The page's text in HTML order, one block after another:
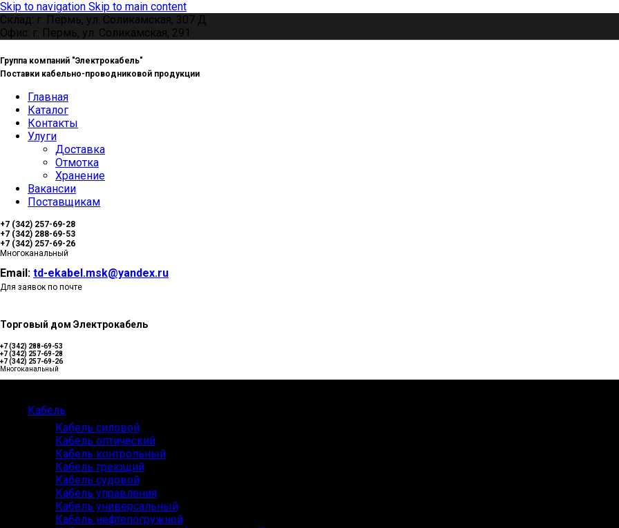
Skip to navigation Skip to main content
Склад: г. Пермь, ул. Соликамская, 307 Д
Офис: г. Пермь, ул. Соликамская, 291
Группа компаний "Электрокабель"
Поставки кабельно-проводниковой продукции
Главная
Каталог
Контакты
Улуги
Доставка
Отмотка
Хранение
Вакансии
Поставщикам
+7 (342) 257-69-28
+7 (342) 288-69-53
+7 (342) 257-69-26
Многоканальный
Email: td-ekabel.msk@yandex.ru
Для заявок по почте
Торговый дом Электрокабель
+7 (342) 288-69-53
+7 (342) 257-69-28
+7 (342) 257-69-26
Многоканальный
Кабель
Кабель силовой
Кабель оптический
Кабель контрольный
Кабель греющий
Кабель судовой
Кабель управления
Кабель универсальный
Кабель нефтепогружной